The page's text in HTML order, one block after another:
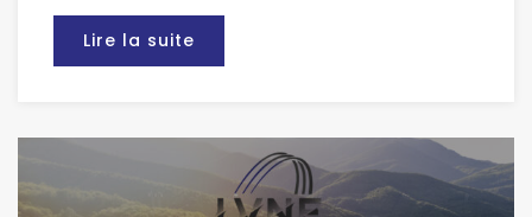
Lire la suite